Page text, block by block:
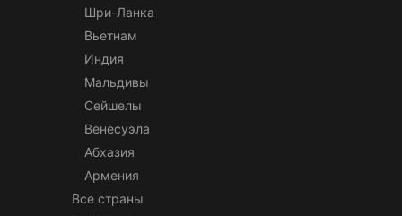
Шри-Ланка
Вьетнам
Индия
Мальдивы
Сейшелы
Венесуэла
Абхазия
Армения
Все страны